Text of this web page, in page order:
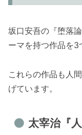
坂口安吾の『堕落
ーマを持つ作品を3
これらの作品も人
げています。
太宰治『人